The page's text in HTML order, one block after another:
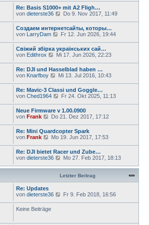
r
a
g
e
i
t
r
a
g
e
s
t
e
r
e
i
r
a
g
Re: Basis S1000+ mit A2 Fligh…
von dieterste36
N
e
s
t
e
r
e
i
t
r
a
g
Do 9. Nov 2017, 11:49
Создаем интернетсайты, которы…
von LarryDam
N
e
s
t
e
r
e
i
r
a
g
Fr 12. Jun 2026, 19:44
Свіжий збірка українських сай…
von Edithrox
N
e
s
t
e
r
e
i
t
r
a
g
Mi 17. Jun 2026, 22:23
Re: DJI und Hasselblad haben …
von Knarfboy
N
e
s
t
e
r
e
i
t
r
a
g
Mi 13. Jul 2016, 10:43
Re: Mavic-3 Classi und Goggle…
von Ched1964
N
e
s
t
e
r
e
i
t
r
a
Fr 24. Okt 2025, 11:13
Neue Firmware v 1.00.0900
von Frank
N
e
s
t
e
r
e
t
a
Do 21. Dez 2017, 17:12
Re: Mini Quardcopter Spark
von Frank
N
e
s
t
i
t
r
Mo 19. Jun 2017, 17:53
Re: DJI bietet Racer und Zube…
von dieterste36
N
u
e
s
e
t
Mo 27. Feb 2017, 18:13
Letzter Beitrag
Re: Updates
von dieterste36
NFr 9. Feb 2018, 16:56
Keine Beiträge